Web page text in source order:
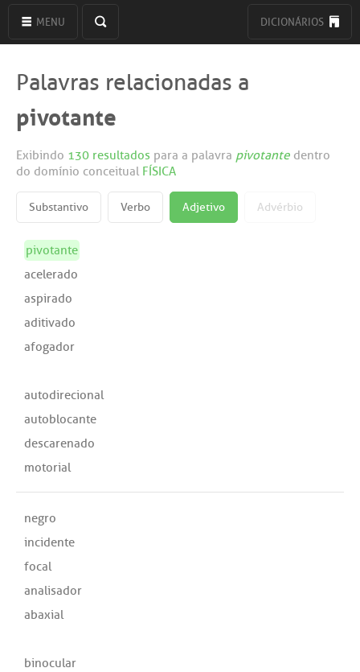
MENU DICIONÁRIOS
Palavras relacionadas a
pivotante
Exibindo 130 resultados para a palavra pivotante dentro
do domínio conceitual FÍSICA
Substantivo Verbo Adjetivo Advérbio
pivotante
acelerado
aspirado
aditivado
afogador
autodirecional
autoblocante
descarenado
motorial
negro
incidente
focal
analisador
abaxial
binocular